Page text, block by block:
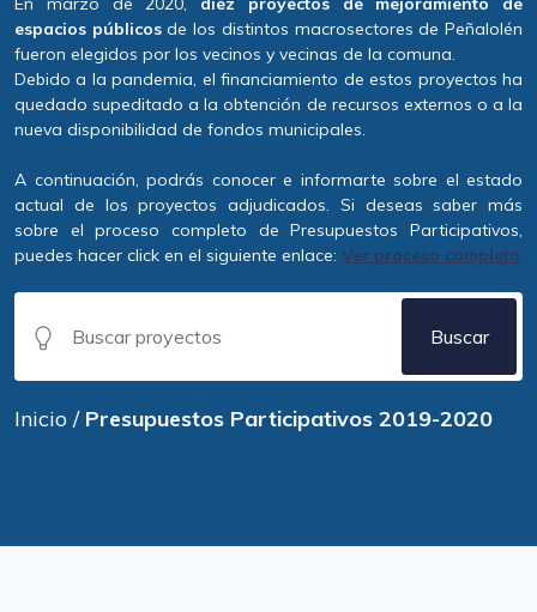
espacios públicosde los distintos macrosectores de Peñalolén
fueron elegidos por los vecinos y vecinas de la comuna.
Debido a la pandemia, el financiamiento de estos proyectos ha
quedado supeditado a la obtención de recursos externos o a la
nueva disponibilidad de fondos municipales.
A continuación, podrás conocer e informarte sobre el estado
actual de los proyectos adjudicados. Si deseas saber más
sobre el proceso completo de Presupuestos Participativos,
puedes hacer click en el siguiente enlace: Ver proceso completo
Buscar
Inicio / Presupuestos Participativos 2019-2020